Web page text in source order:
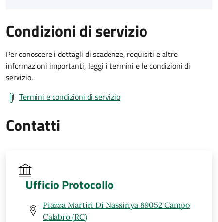
Condizioni di servizio
Per conoscere i dettagli di scadenze, requisiti e altre
informazioni importanti, leggi i termini e le condizioni di
servizio.
Termini e condizioni di servizio
Contatti
Ufficio Protocollo
Piazza Martiri Di Nassiriya 89052 Campo
Calabro (RC)